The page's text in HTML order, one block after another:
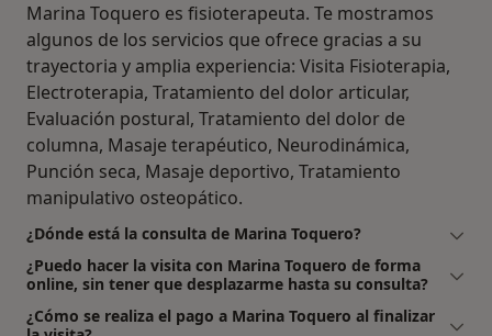
Marina Toquero es fisioterapeuta. Te mostramos
algunos de los servicios que ofrece gracias a su
trayectoria y amplia experiencia: Visita Fisioterapia,
Electroterapia, Tratamiento del dolor articular,
Evaluación postural, Tratamiento del dolor de
columna, Masaje terapéutico, Neurodinámica,
Punción seca, Masaje deportivo, Tratamiento
manipulativo osteopático.
¿Dónde está la consulta de Marina Toquero?
¿Puedo hacer la visita con Marina Toquero de forma
online, sin tener que desplazarme hasta su consulta?
¿Cómo se realiza el pago a Marina Toquero al finalizar